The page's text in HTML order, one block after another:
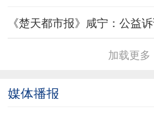
《楚天都市报》咸宁：公益
加载更多
媒体播报